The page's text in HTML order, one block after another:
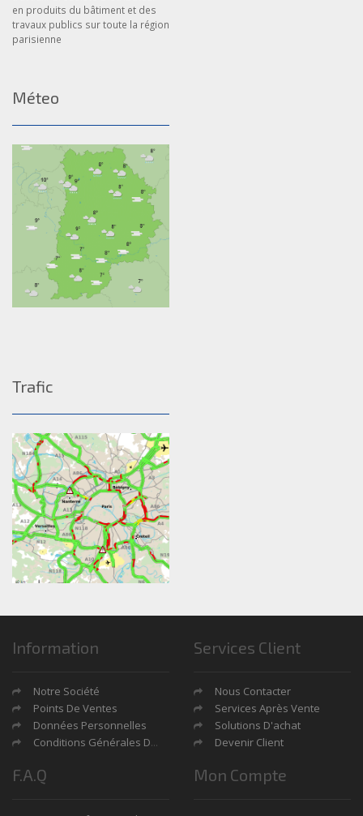
en produits du bâtiment et des
travaux publics sur toute la région
parisienne
Méteo
Trafic
Information
Notre Société
Points De Ventes
Données Personnelles
Conditions Générales De Ventes
Services Client
Nous Contacter
Services Après Vente
Solutions D'achat
Devenir Client
F.A.Q Mon Compte